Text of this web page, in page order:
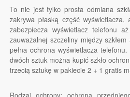
To nie jest tylko prosta odmiana
zakrywa płaską część
zabezpiecza wyświetlacz telefonu
zauważalnej szczeliny między
pełna ochrona wyświetlacza
dwóch sztuk można kupić szkło
trzecią sztukę w pakiecie 2 + 1 gratis